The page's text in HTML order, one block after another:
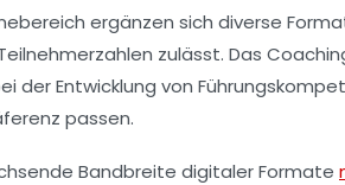
ergänzen sich diverse
zulässt. Das
der Entwicklung von
passen.
Bandbreite digitaler Formate